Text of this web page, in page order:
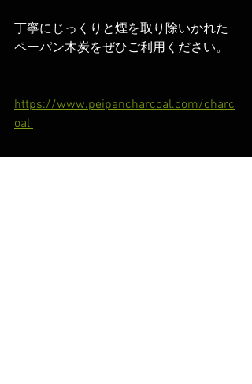
丁寧にじっくりと煙を取り除いかれた
ペーパン木炭をぜひご利用ください。
https://www.peipancharcoal.com/charc
oal